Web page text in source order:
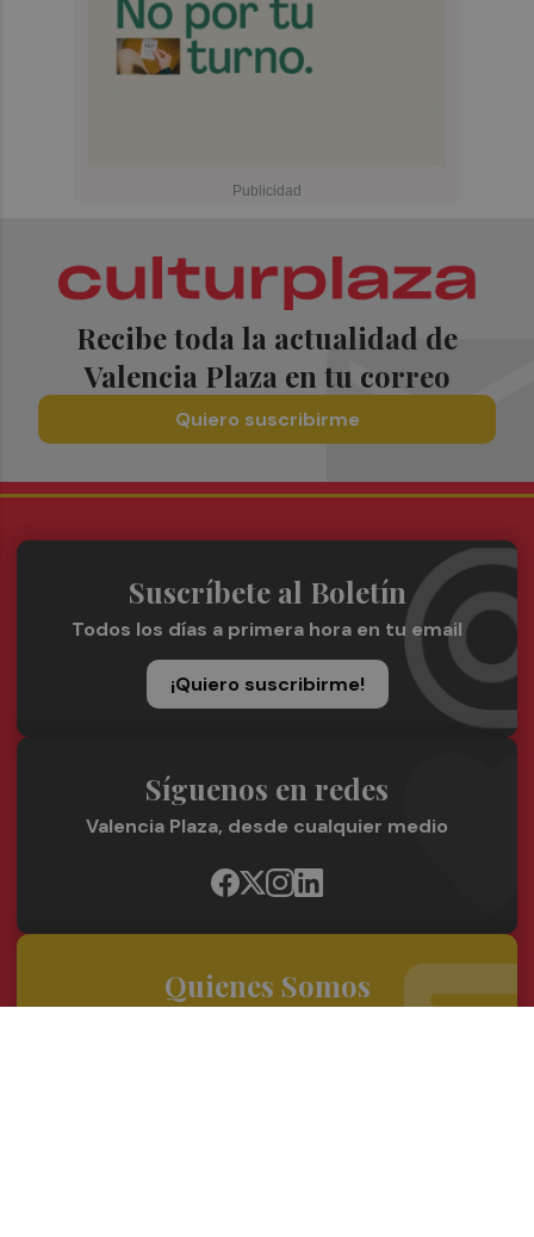
Recibe toda la actualidad de
Valencia Plaza en tu correo
Quiero suscribirme
Suscríbete al Boletín
Todos los días a primera hora en tu email
¡Quiero suscribirme!
Síguenos en redes
Valencia Plaza, desde cualquier medio
Quienes Somos